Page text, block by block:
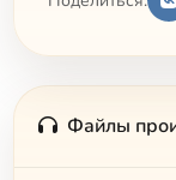
Файлы